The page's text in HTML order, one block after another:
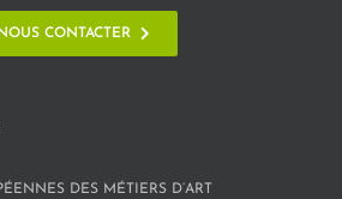
NOUS CONTACTER
DES MÉTIERS D’ART